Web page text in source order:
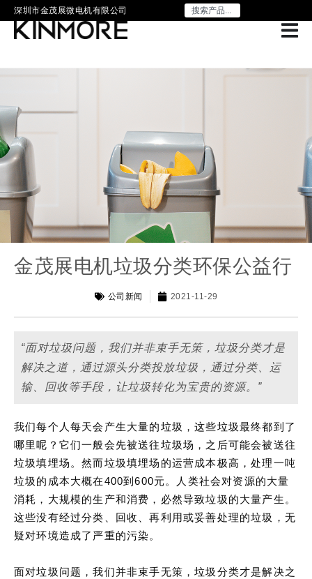
深圳市金茂展微电机有限公司
金茂展电机垃圾分类环保公益行
公司新闻 2021-11-29
“面对垃圾问题，我们并非束手无策，垃圾分类才是
解决之道，通过源头分类投放垃圾，通过分类、运
输、回收等手段，让垃圾转化为宝贵的资源。”
我们每个人每天会产生大量的垃圾，这些垃圾最终都到了
哪里呢？它们一般会先被送往垃圾场，之后可能会被送往
垃圾填埋场。然而垃圾填埋场的运营成本极高，处理一吨
垃圾的成本大概在400到600元。人类社会对资源的大量
消耗，大规模的生产和消费，必然导致垃圾的大量产生。
这些没有经过分类、回收、再利用或妥善处理的垃圾，无
疑对环境造成了严重的污染。
面对垃圾问题，我们并非束手无策，垃圾分类才是解决之